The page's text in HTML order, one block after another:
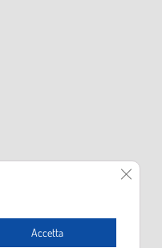
Accetta
Close